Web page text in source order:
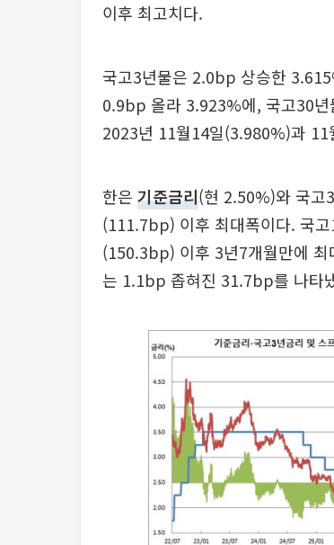
이후 최고치다.
국고3년물은 2.0bp 상승한
0.9bp 올라 3.923%에, 국고30
2023년 11월14일(3.980%)과
한은 기준금리(현 2.50%)와 국고
(111.7bp) 이후 최대폭이다. 국
(150.3bp) 이후 3년7개월만에 최
는 1.1bp 좁혀진 31.7bp를 나타